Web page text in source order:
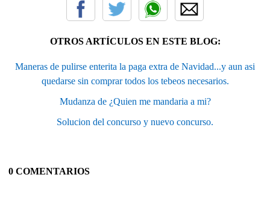
OTROS ARTÍCULOS EN ESTE BLOG:
Maneras de pulirse enterita la paga extra de Navidad...y aun asi
quedarse sin comprar todos los tebeos necesarios.
Mudanza de ¿Quien me mandaria a mi?
Solucion del concurso y nuevo concurso.
0 COMENTARIOS